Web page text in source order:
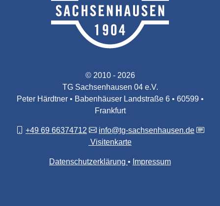
© 2010 - 2026
TG Sachsenhausen 04 e.V.
Peter Härdtner • Babenhäuser Landstraße 6 • 60599 •
Frankfurt
+49 69 66374712
info@tg-sachsenhausen.de
Visitenkarte
Datenschutzerklärung Impressum